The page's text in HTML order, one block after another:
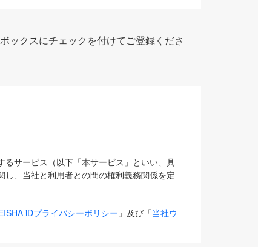
ックスにチェックを付けてご登録くださ
サービス（以下「本サービス」といい、具
、当社と利用者との間の権利義務関係を定
iDプライバシーポリシー 」及び「当社ウ